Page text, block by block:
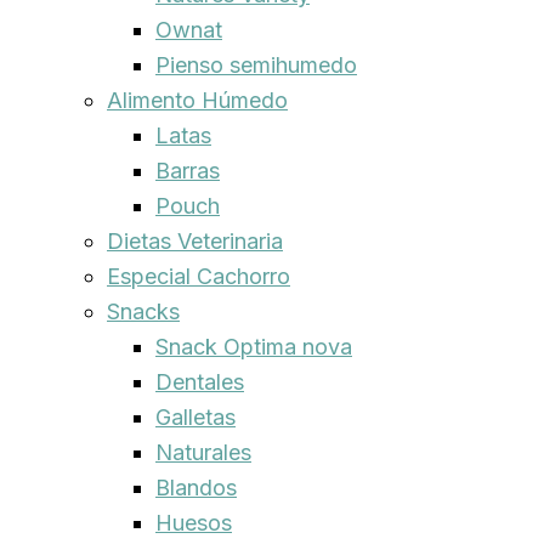
Ownat
Pienso semihumedo
Alimento Húmedo
Latas
Barras
Pouch
Dietas Veterinaria
Especial Cachorro
Snacks
Snack Optima nova
Dentales
Galletas
Naturales
Blandos
Huesos